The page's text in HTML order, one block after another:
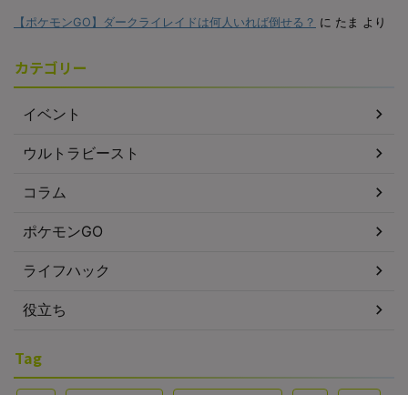
【ポケモンGO】ダークライレイドは何人いれば倒せる？ に たま より
カテゴリー
イベント
ウルトラビースト
コラム
ポケモンGO
ライフハック
役立ち
Tag